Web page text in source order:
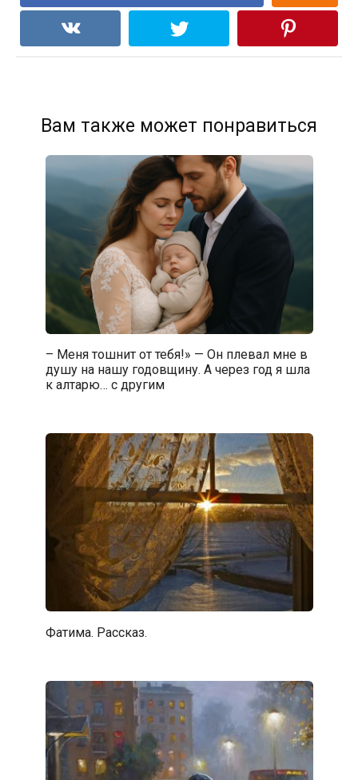
Вам также может понравиться
– Меня тошнит от тебя!» — Он плевал мне в
душу на нашу годовщину. А через год я шла
к алтарю… с другим
Фатима. Рассказ.